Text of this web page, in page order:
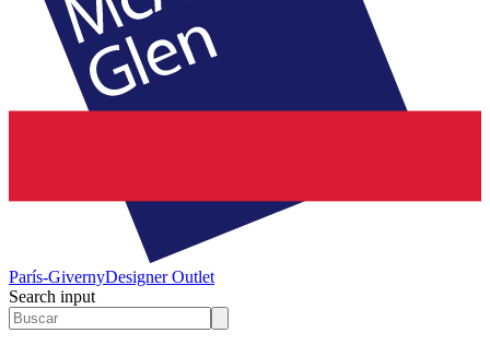
París-GivernyDesigner Outlet
Search input